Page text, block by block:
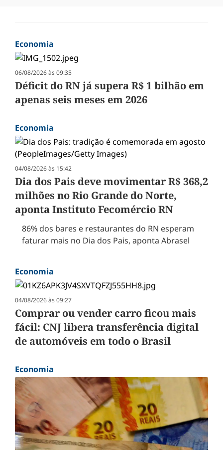
Economia
06/08/2026 às 09:35
Déficit do RN já supera R$ 1 bilhão em
apenas seis meses em 2026
Economia
04/08/2026 às 15:42
Dia dos Pais deve movimentar R$ 368,2
milhões no Rio Grande do Norte,
aponta Instituto Fecomércio RN
86% dos bares e restaurantes do RN esperam
faturar mais no Dia dos Pais, aponta Abrasel
Economia
04/08/2026 às 09:27
Comprar ou vender carro ficou mais
fácil: CNJ libera transferência digital
de automóveis em todo o Brasil
Economia